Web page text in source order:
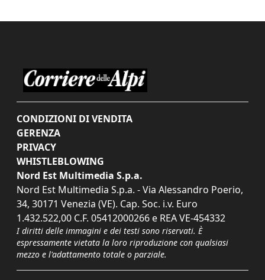
CONDIZIONI DI VENDITA
GERENZA
PRIVACY
WHISTLEBLOWING
Nord Est Multimedia S.p.a.
Nord Est Multimedia S.p.a. - Via Alessandro Poerio,
34, 30171 Venezia (VE). Cap. Soc. i.v. Euro
1.432.522,00 C.F. 05412000266 e REA VE-454332
I diritti delle immagini e dei testi sono riservati. È
espressamente vietata la loro riproduzione con qualsiasi
mezzo e l'adattamento totale o parziale.